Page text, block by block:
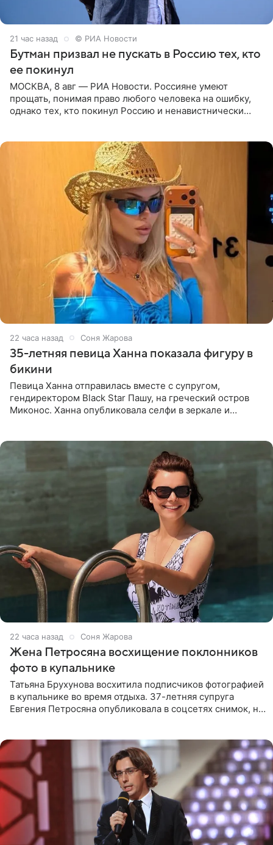
21 час назад © РИА Новости
Бутман призвал не пускать в Россию тех, кто
ее покинул
МОСКВА, 8 авг — РИА Новости. Россияне умеют
прощать, понимая право любого человека на ошибку,
однако тех, кто покинул Россию и ненавистнически
22 часа назад Соня Жарова
35-летняя певица Ханна показала фигуру в
бикини
Певица Ханна отправилась вместе с супругом,
гендиректором Black Star Пашу, на греческий остров
Миконос. Ханна опубликовала селфи в зеркале и
22 часа назад Соня Жарова
Жена Петросяна восхищение поклонников
фото в купальнике
Татьяна Брухунова восхитила подписчиков фотографией
в купальнике во время отдыха. 37-летняя супруга
Евгения Петросяна опубликовала в соцсетях снимок, на